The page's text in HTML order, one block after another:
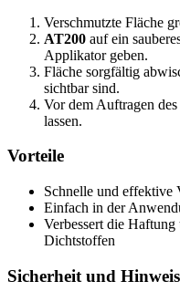
Verschmutzte Fläche
AT200 auf ein
Applikator geben.
Fläche sorgfältig
sichtbar sind.
Vor dem Auftragen
lassen.
Vorteile
Schnelle und effektive
Einfach in der
Verbessert die
Dichtstoffen
Sicherheit und